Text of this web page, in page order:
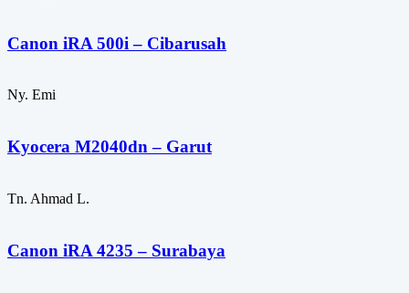
Canon iRA 500i – Cibarusah
Ny. Emi
Kyocera M2040dn – Garut
Tn. Ahmad L.
Canon iRA 4235 – Surabaya